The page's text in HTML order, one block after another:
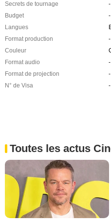
Secrets de tournage
-
Budget
-
Langues
Format production
-
Couleur
Format audio
-
Format de projection
-
N° de Visa
-
Toutes les actus